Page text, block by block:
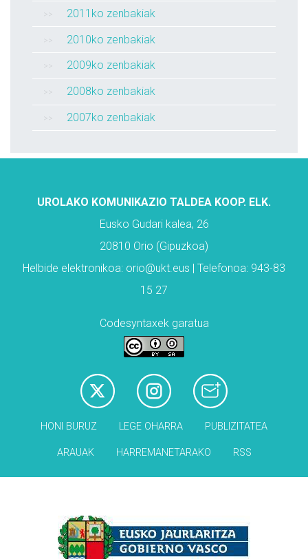
2011ko zenbakiak
2010ko zenbakiak
2009ko zenbakiak
2008ko zenbakiak
2007ko zenbakiak
UROLAKO KOMUNIKAZIO TALDEA KOOP. ELK.
Eusko Gudari kalea, 26
20810 Orio (Gipuzkoa)
Helbide elektronikoa: orio@ukt.eus | Telefonoa: 943-83
15 27
Codesyntaxek garatua
HONI BURUZ LEGE OHARRA PUBLIZITATEA
ARAUAK HARREMANETARAKO RSS